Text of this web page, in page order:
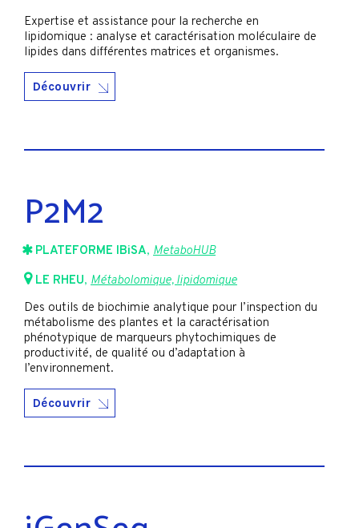
Expertise et assistance pour la recherche en
lipidomique : analyse et caractérisation moléculaire de
lipides dans différentes matrices et organismes.
Découvrir
P2M2
PLATEFORME IBiSA, MetaboHUB
LE RHEU, Métabolomique, lipidomique
Des outils de biochimie analytique pour l’inspection du
métabolisme des plantes et la caractérisation
phénotypique de marqueurs phytochimiques de
productivité, de qualité ou d’adaptation à
l’environnement.
Découvrir